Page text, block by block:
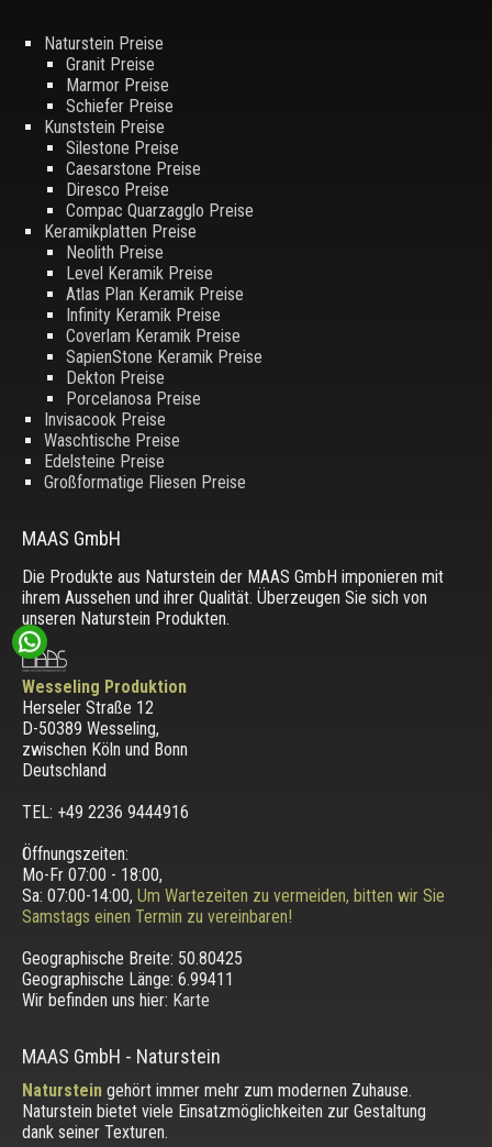
Naturstein Preise
Granit Preise
Marmor Preise
Schiefer Preise
Kunststein Preise
Silestone Preise
Caesarstone Preise
Diresco Preise
Compac Quarzagglo Preise
Keramikplatten Preise
Neolith Preise
Level Keramik Preise
Atlas Plan Keramik Preise
Infinity Keramik Preise
Coverlam Keramik Preise
SapienStone Keramik Preise
Dekton Preise
Porcelanosa Preise
Invisacook Preise
Waschtische Preise
Edelsteine Preise
Großformatige Fliesen Preise
MAAS GmbH
Die Produkte aus Naturstein der MAAS GmbH imponieren mit
ihrem Aussehen und ihrer Qualität. Überzeugen Sie sich von
unseren Naturstein Produkten.
Wesseling Produktion
Herseler Straße 12
D-50389 Wesseling,
zwischen Köln und Bonn
Deutschland
TEL: +49 2236 9444916
Öffnungszeiten:
Mo-Fr 07:00 - 18:00,
Sa: 07:00-14:00, Um Wartezeiten zu vermeiden, bitten wir Sie
Samstags einen Termin zu vereinbaren!
Geographische Breite: 50.80425
Geographische Länge: 6.99411
Wir befinden uns hier: Karte
MAAS GmbH - Naturstein
Natursteingehört immer mehr zum modernen Zuhause.
Naturstein bietet viele Einsatzmöglichkeiten zur Gestaltung
dank seiner Texturen.